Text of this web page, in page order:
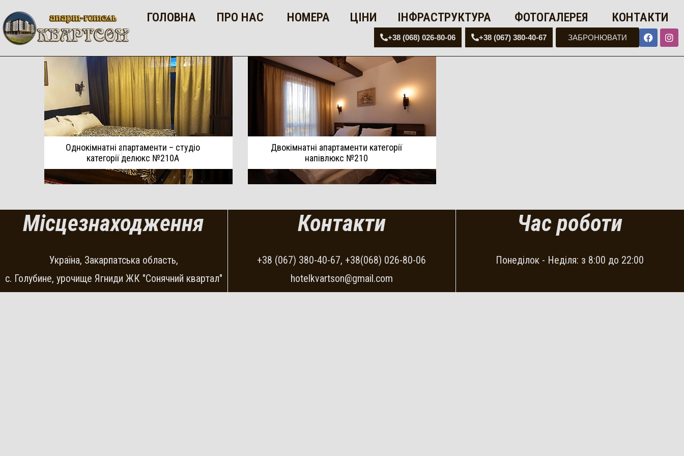
ГОЛОВНА ПРО НАС НОМЕРА ЦІНИ ІНФРАСТРУКТУРА ФОТОГАЛЕРЕЯ КОНТАКТИ
+38 (068) 026-80-06 +38 (067) 380-40-67 ЗАБРОНЮВАТИ
Однокімнатні апартаменти – студіо
категорії делюкс №210А
Двокімнатні апартаменти категорії
напівлюкс №210
Місцезнаходження
Україна, Закарпатська область,
с. Голубине, урочище Ягниди ЖК "Сонячний квартал"
Контакти
+38 (067) 380-40-67, +38(068) 026-80-06
hotelkvartson@gmail.com
Час роботи
Понеділок - Неділя: з 8:00 до 22:00